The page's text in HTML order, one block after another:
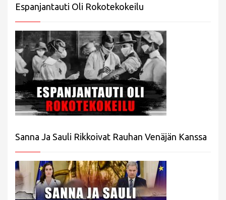
Espanjantauti Oli Rokotekokeilu
Sanna Ja Sauli Rikkoivat Rauhan Venäjän Kanssa